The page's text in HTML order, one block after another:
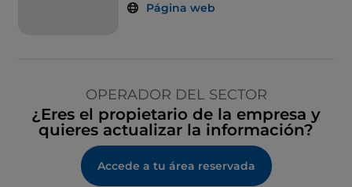
Página web
OPERADOR DEL SECTOR
¿Eres el propietario de la empresa y
quieres actualizar la información?
Accede a tu área reservada